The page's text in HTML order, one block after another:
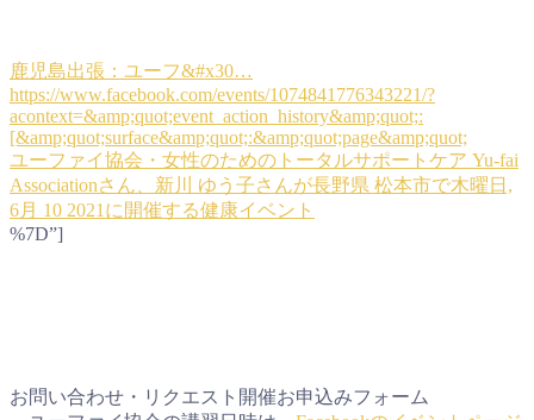
鹿児島出張：ユーフ&#x30…
https://www.facebook.com/events/1074841776343221/?
acontext=&amp;quot;event_action_history&amp;quot;:
[&amp;quot;surface&amp;quot;:&amp;quot;page&amp;quot;
ユーファイ協会・女性のためのトータルサポートケア Yu-fai
Associationさん、新川 ゆう子さんが長野県 松本市で木曜日,
6月 10 2021に開催する健康イベント
%7D”]
お問い合わせ・リクエスト開催お申込みフォーム